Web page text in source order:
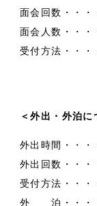
面会回数 ・・
面会人数 ・・
受付方法 ・・
＜外出・外泊に
外出時間
・・
外出回数 ・・
受付方法 ・・
外 泊 ・・・